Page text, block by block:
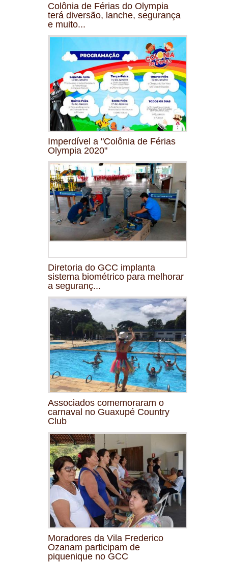
Colônia de Férias do Olympia
terá diversão, lanche, segurança
e muito...
Imperdível a "Colônia de Férias
Olympia 2020"
Diretoria do GCC implanta
sistema biométrico para melhorar
a seguranç...
Associados comemoraram o
carnaval no Guaxupé Country
Club
Moradores da Vila Frederico
Ozanam participam de
piquenique no GCC